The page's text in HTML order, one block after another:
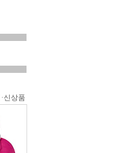
·신상품